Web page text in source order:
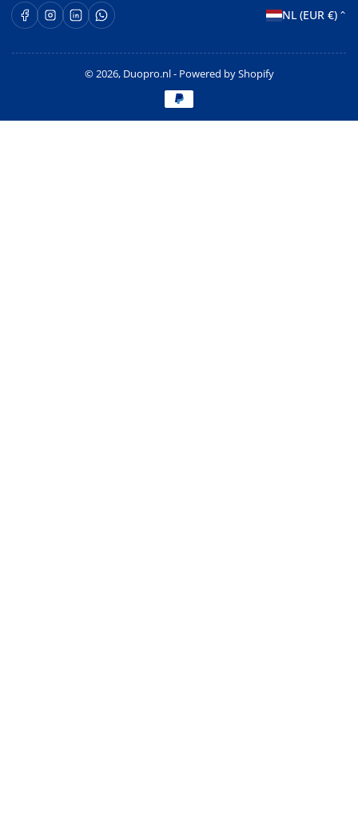
FacebookInstagram
LinkedInWhatsApp Opent in een nieuw venster.
L
n
d
NL (EUR €)
© 2026, Duopro.nl- Powered by Shopify
Betaalmethoden